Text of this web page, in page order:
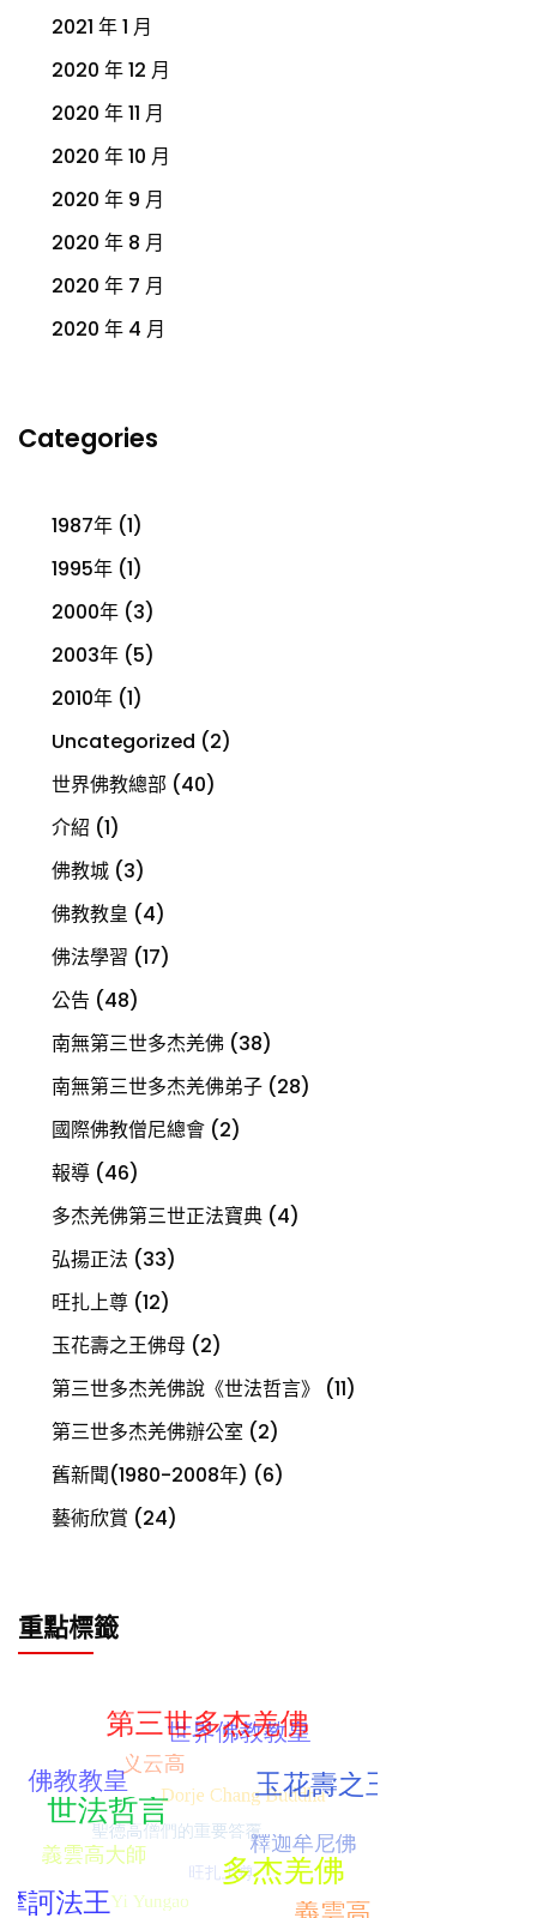
2021 年 1 月
2020 年 12 月
2020 年 11 月
2020 年 10 月
2020 年 9 月
2020 年 8 月
2020 年 7 月
2020 年 4 月
Categories
1987年 (1)
1995年 (1)
2000年 (3)
2003年 (5)
2010年 (1)
Uncategorized (2)
世界佛教總部 (40)
介紹 (1)
佛教城 (3)
佛教教皇 (4)
佛法學習 (17)
公告 (48)
南無第三世多杰羌佛 (38)
南無第三世多杰羌佛弟子 (28)
國際佛教僧尼總會 (2)
報導 (46)
多杰羌佛第三世正法寶典 (4)
弘揚正法 (33)
旺扎上尊 (12)
玉花壽之王佛母 (2)
第三世多杰羌佛說《世法哲言》
(11)
第三世多杰羌佛辦公室 (2)
舊新聞(1980-2008年) (6)
藝術欣賞 (24)
重點標籤